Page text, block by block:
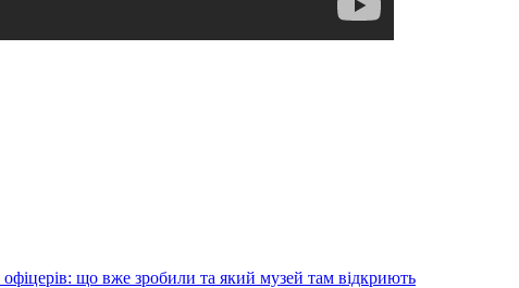
що вже зробили та який музей там відкриють